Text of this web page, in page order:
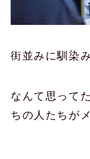
街並みに馴染
なんて思って
ちの人たちが